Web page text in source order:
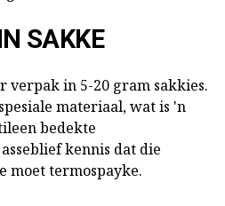
SAKKE
verpak in 5-20 gram sakkies.
materiaal, wat is 'n
bedekte
kennis dat die
moet termospayke.